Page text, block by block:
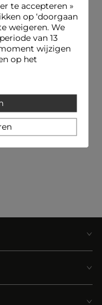
te accepteren»
op ‘doorgaan
weigeren. We
van 13
wijzigen
op het